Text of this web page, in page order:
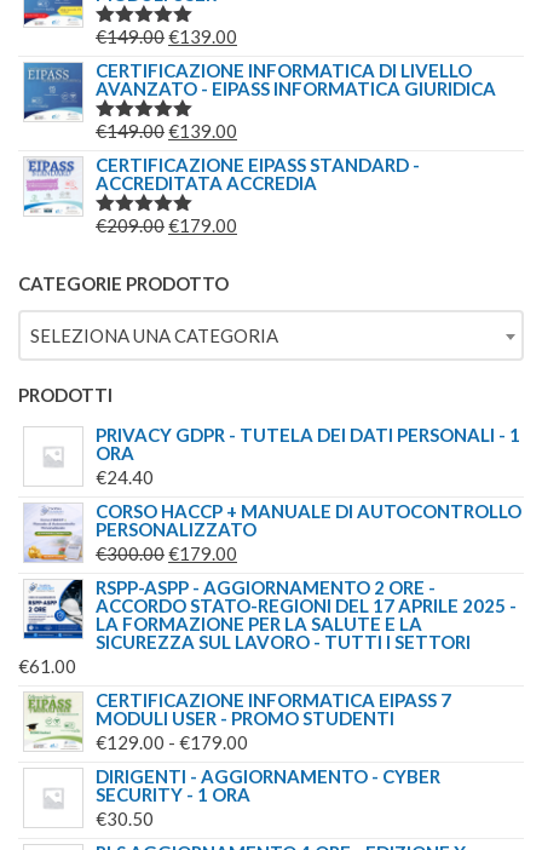
VALUTATO
€149.00IL
PREZZO
ORIGINALE
ERA:
€139.00
PREZZO
ATTUALE
CERTIFICAZIONE INFORMATICA DI LIVELLO
AVANZATO - EIPASS INFORMATICA GIURIDICA
VALUTATO
€149.00IL
PREZZO
ORIGINALE
ERA:
€139.00
PREZZO
ATTUALE
CERTIFICAZIONE EIPASS STANDARD -
ACCREDITATA ACCREDIA
VALUTATO
€209.00IL
ORIGINALE
ERA:
€209.00.
€179.00
È:
€179.00.
CATEGORIE PRODOTTO
SELEZIONA UNA CATEGORIA
PRODOTTI
PRIVACY GDPR - TUTELA DEI DATI PERSONALI - 1
ORA
€24.40
CORSO HACCP + MANUALE DI AUTOCONTROLLO
PERSONALIZZATO
€300.00IL
PREZZO
ORIGINALE
ERA:
€179.00
PREZZO
ATTUALE
È:
RSPP-ASPP - AGGIORNAMENTO 2 ORE -
ACCORDO STATO-REGIONI DEL 17 APRILE 2025 -
LA FORMAZIONE PER LA SALUTE E LA
SICUREZZA SUL LAVORO - TUTTI I SETTORI
€61.00
CERTIFICAZIONE INFORMATICA EIPASS 7
MODULI USER - PROMO STUDENTI
€129.00 - €179.00
DI
PREZZO:
DIRIGENTI - AGGIORNAMENTO - CYBER
SECURITY - 1 ORA
€30.50